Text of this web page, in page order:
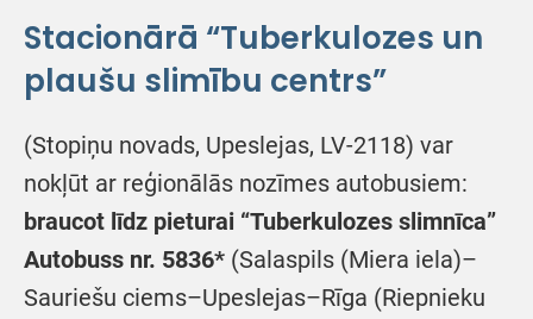
Stacionārā “Tuberkulozes un
plaušu slimību centrs”
(Stopiņu novads, Upeslejas, LV-2118) var
nokļūt ar reģionālās nozīmes autobusiem:
braucot līdz pieturai “Tuberkulozes slimnīca”
Autobuss nr. 5836* (Salaspils (Miera iela)–
Sauriešu ciems–Upeslejas–Rīga (Riepnieku